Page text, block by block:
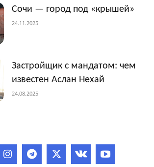
Сочи — город под «крышей»
24.11.2025
Застройщик с мандатом: чем
известен Аслан Нехай
24.08.2025